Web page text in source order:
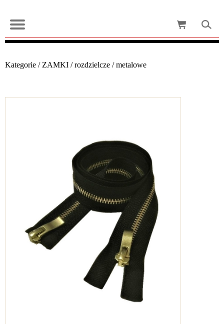
Kategorie / ZAMKI /rozdzielcze /metalowe